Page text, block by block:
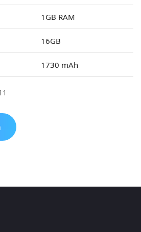
1GB RAM
16GB
1730 mAh